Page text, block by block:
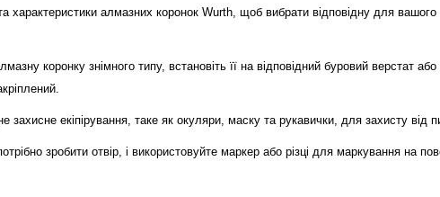
характеристики алмазних коронок Wurth, щоб вибрати відповідну для
коронку знімного типу, встановіть її на відповідний буровий верстат
захисне екіпірування, таке як окуляри, маску та рукавички, для захисту від
зробити отвір, і використовуйте маркер або різці для маркування на